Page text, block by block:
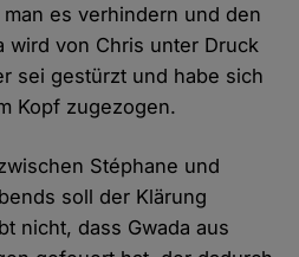
es verhindern und den
wird von Chris unter Druck
sei gestürzt und habe sich
Kopf zugezogen.
Stéphane und
soll der Klärung
nicht, dass Gwada aus